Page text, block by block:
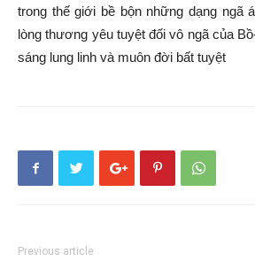
trong thế giới bề bộn những dạng ngã
lòng thương yêu tuyệt đối vô ngã của
sáng lung linh và muôn đời bất tuyệt
Previous article